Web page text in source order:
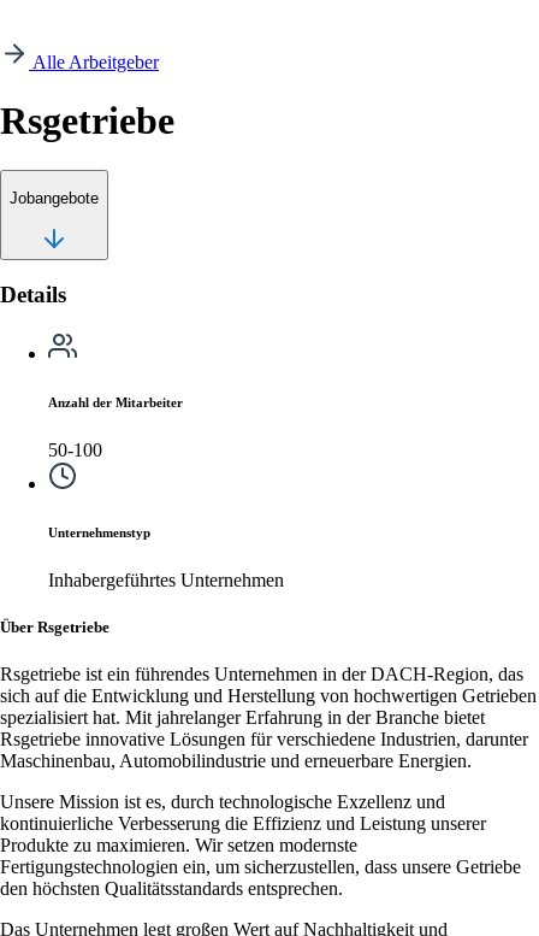
Alle Arbeitgeber
Rsgetriebe
Jobangebote
Details
Anzahl der Mitarbeiter
50-100
Unternehmenstyp
Inhabergeführtes Unternehmen
Über Rsgetriebe
Rsgetriebe ist ein führendes Unternehmen in der DACH-Region, das
sich auf die Entwicklung und Herstellung von hochwertigen Getrieben
spezialisiert hat. Mit jahrelanger Erfahrung in der Branche bietet
Rsgetriebe innovative Lösungen für verschiedene Industrien, darunter
Maschinenbau, Automobilindustrie und erneuerbare Energien.
Unsere Mission ist es, durch technologische Exzellenz und
kontinuierliche Verbesserung die Effizienz und Leistung unserer
Produkte zu maximieren. Wir setzen modernste
Fertigungstechnologien ein, um sicherzustellen, dass unsere Getriebe
den höchsten Qualitätsstandards entsprechen.
Das Unternehmen legt großen Wert auf Nachhaltigkeit und